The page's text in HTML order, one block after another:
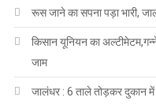
रूस जाने का सपना पड़ा भारी,
किसान यूनियन का अल्टीमेटम,गन्ने
जाम
जालंधर : 6 ताले तोड़कर दुकान